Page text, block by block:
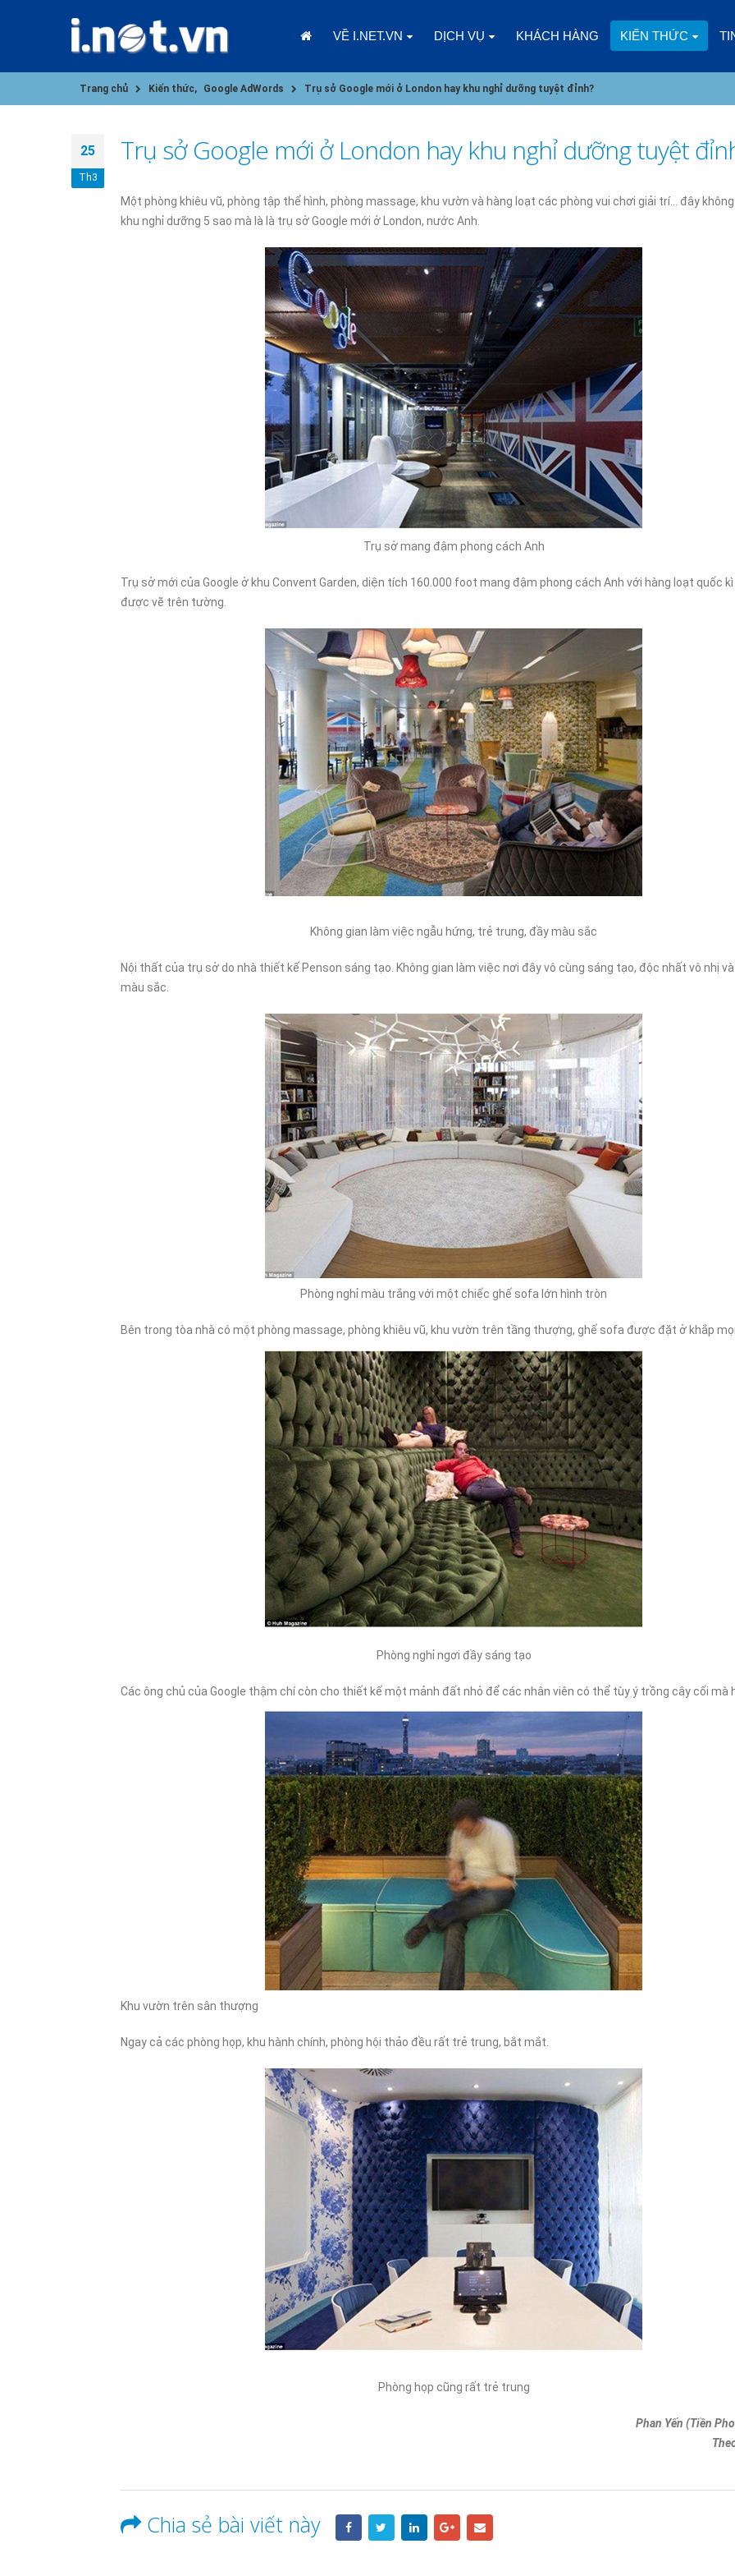
VỀ I.NET.VN DỊCH VỤ KHÁCH HÀNG KIẾN THỨC
Trang chủ Kiến thức, Google AdWords Trụ sở Google mới ở London hay khu nghỉ dưỡng tuyệt đỉnh?
25
Th3
Trụ sở Google mới ở London hay khu nghỉ dưỡng tuyệt
Một phòng khiêu vũ, phòng tập thể hình, phòng massage, khu vườn và hàng loạt các phòng vui chơi giải trí… đây
khu nghỉ dưỡng 5 sao mà là là trụ sở Google mới ở London, nước Anh.
Trụ sở mang đậm phong cách Anh
Trụ sở mới của Google ở khu Convent Garden, diện tích 160.000 foot mang đậm phong cách Anh với hàng loạt quốc kì
được vẽ trên tường.
Không gian làm việc ngẫu hứng, trẻ trung, đầy màu sắc
Nội thất của trụ sở do nhà thiết kế Penson sáng tạo. Không gian làm việc nơi đây vô cùng sáng tạo, độc nhất vô nhị
màu sắc.
Phòng nghỉ màu trắng với một chiếc ghế sofa lớn hình tròn
Bên trong tòa nhà có một phòng massage, phòng khiêu vũ, khu vườn trên tầng thượng, ghế sofa được đặt ở khắp
Phòng nghỉ ngơi đầy sáng tạo
Các ông chủ của Google thậm chí còn cho thiết kế một mảnh đất nhỏ để các nhân viên có thể tùy ý trồng cây cối mà
Khu vườn trên sân thượng
Ngay cả các phòng họp, khu hành chính, phòng hội thảo đều rất trẻ trung, bắt mắt.
Phòng họp cũng rất trẻ trung
Phan Yến (Tiền
Chia sẻ bài viết này
NGHIỆP
09/01/2025
CHÀO NĂM MỚI 2025, CÙNG
ĐIỀU GÌ XẢY RA KHI KINH DOANH
ONLINE MÀ CHỌN HOSTING
KHÁC
03/01/2025
DOANH NGHIỆP NHỎ NÊN DÙNG
GÓI SSL NÀO?
02/01/2025
ĐĂNG KÝ HOSTING ESC – NHẬN
ƯU ĐÃI GIẢM 30%: CƠ HỘI VÀNG
CHO WEBSITE CỦA BẠN
30/12/2024
NGHIỆP
CHÀO NĂM MỚI 2025,
NHÌN LẠI 2024
08/01/2025
ONLINE MÀ CHỌN
NƯỚC NGOÀI?
06/01/2025